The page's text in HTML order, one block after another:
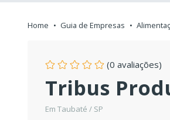
Home Guia de Empresas
(0 avaliações)
Tribus
Em Taubaté / SP